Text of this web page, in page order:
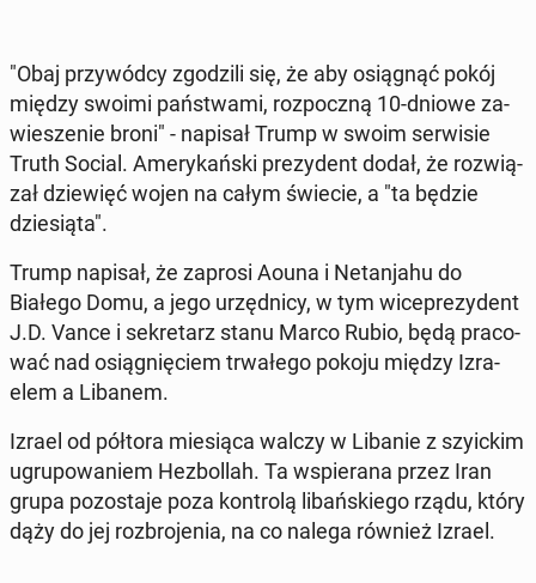
"Obaj przy­wód­cy zgo­dzi­li się, że aby osią­gnąć pokój
między swoimi pań­stwa­mi, roz­pocz­ną 10-dniowe za­
wie­sze­nie broni" - napisał Trump w swoim ser­wi­sie
Truth Social. Ame­ry­kań­ski pre­zy­dent dodał, że roz­wią­
zał dzie­więć wojen na całym świecie, a "ta będzie
dzie­sią­ta".
Trump napisał, że zaprosi Aouna i Ne­tan­ja­hu do
Białego Domu, a jego urzęd­ni­cy, w tym wi­ce­pre­zy­dent
J.D. Vance i se­kre­tarz stanu Marco Rubio, będą pra­co­
wać nad osią­gnię­ciem trwa­łe­go pokoju między Izra­
elem a Libanem.
Izrael od półtora mie­sią­ca walczy w Libanie z szy­ic­kim
ugru­po­wa­niem He­zbol­lah. Ta wspie­ra­na przez Iran
grupa po­zo­sta­je poza kon­tro­lą li­bań­skie­go rządu, który
dąży do jej roz­bro­je­nia, na co nalega również Izrael.